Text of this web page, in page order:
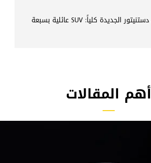
ميتسوبيشي دستنيتور الجديدة كلياً: SUV عائلية بسبعة
أهم المقالات